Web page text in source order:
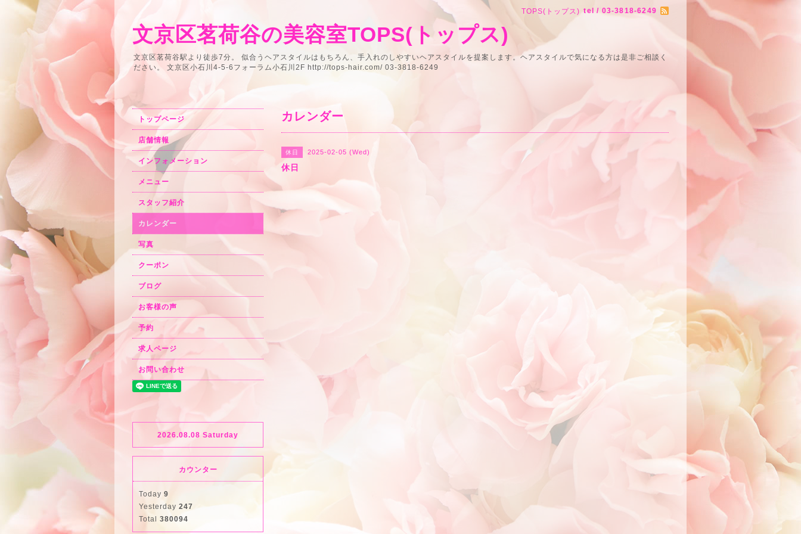
TOPS(トップス) tel / 03-3818-6249
文京区茗荷谷の美容室TOPS(トップス)
文京区茗荷谷駅より徒歩7分。 似合うヘアスタイルはもちろん、手入れのしやすいヘアスタイルを提案します。ヘアスタイルで気になる方は是非ご相談く
ださい。 文京区小石川4-5-6フォーラム小石川2F http://tops-hair.com/ 03-3818-6249
カレンダー
休日 2025-02-05 (Wed)
休日
トップページ
店舗情報
インフォメーション
メニュー
スタッフ紹介
カレンダー
写真
クーポン
ブログ
お客様の声
予約
求人ページ
お問い合わせ
2026.08.08 Saturday
カウンター
Today 9
Yesterday 247
Total 380094